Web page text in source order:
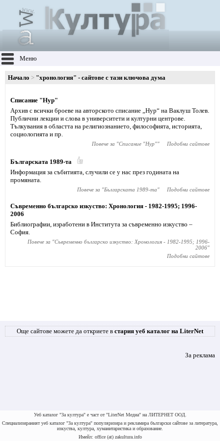
Меню
Начало "хронология" - сайтове с тази ключова дума
Списание "Нур"
Архив с всички броеве на авторското списание „Нур“ на Ваклуш Толев.
Публични лекции и слова в университети и културни центрове.
Тълкувания в областта на религио­знанието, философията, историята,
социологията и пp.
Повече за "Списание "Нур"" Подобни сайтове
Българската 1989-та
Информация за събитията, случили се у нас през годината на
промяната.
Повече за "Българската 1989-та" Подобни сайтове
Съвременно българско изкуство: Хронология - 1982-1995; 1996-
2006
Библиографии, изработени в Института за съвременно изкуство –
София.
Повече за "Съвременно българско изкуство: Хронология - 1982-1995; 1996-
2006"
Подобни сайтове
Още сайтове можете да откриете в стария уеб каталог на LiterNet
За реклама
Уеб каталог "За култура" е част от "LiterNet Медиа" на ЛИТЕРНЕТ ООД.
Специализираният уеб каталог "За култура" популяризира и рекламира български сайтове за литература,
изкуства, култура, хуманитаристика и образование.
Имейл: office (at) zakultura.info